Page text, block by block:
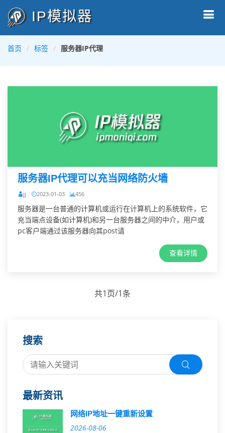
IP模拟器
首页 标签 服务器IP代理
服务器IP代理可以充当网络防火墙
jj 2023-01-03 456
服务器是一台普通的计算机或运行在计算机上的系统软件，它
充当端点设备(如计算机)和另一台服务器之间的中介，用户或
pc客户端通过该服务器向其post请
查看详情
共1页/1条
搜索
最新资讯
网络IP地址一键重新设置
2026-08-06